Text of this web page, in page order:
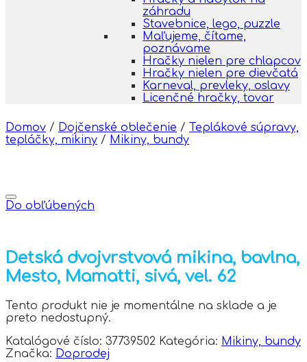
záhradu
Stavebnice, lego, puzzle
Maľujeme, čítame,
poznávame
Hračky nielen pre chlapcov
Hračky nielen pre dievčatá
Karneval, prevleky, oslavy
Licenčné hračky, tovar
Domov / Dojčenské oblečenie / Teplákové súpravy,
tepláčky, mikiny / Mikiny, bundy
Do obľúbených
Detská dvojvrstvová mikina, bavlna,
Mesto, Mamatti, sivá, vel. 62
Tento produkt nie je momentálne na sklade a je
preto nedostupný.
Katalógové číslo: 37739502 Kategória: Mikiny, bundy
Značka: Doprodej